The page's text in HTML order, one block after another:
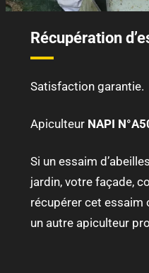
Récupération
Satisfaction garantie.
Apiculteur NAPI
Si un essaim
jardin, votre façade,
récupérer cet essaim
un autre apiculteur